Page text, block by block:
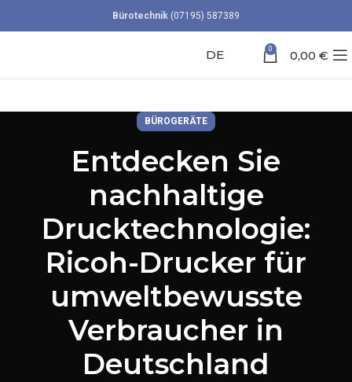
Bürotechnik (07195) 587389
DE 0 0,00 €
BÜROGERÄTE
Entdecken Sie
nachhaltige
Drucktechnologie:
Ricoh-Drucker für
umweltbewusste
Verbraucher in
Deutschland